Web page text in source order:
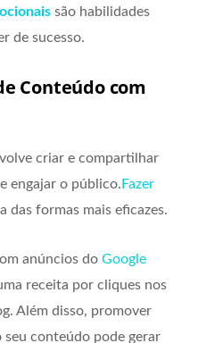
são habilidades
de sucesso.
Conteúdo com
criar e compartilhar
engajar o público. Fazer
das formas mais eficazes.
anúncios do Google
receita por cliques nos
Além disso, promover
conteúdo pode gerar